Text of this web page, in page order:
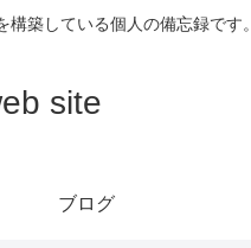
築している個人の備忘録です。
site
ブログ